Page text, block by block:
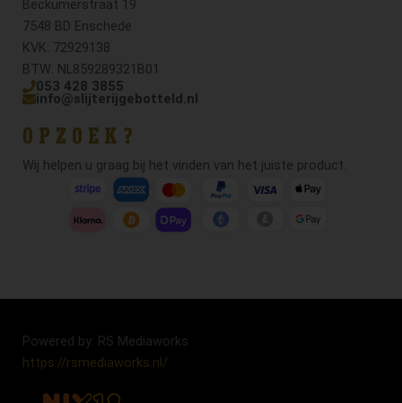
Beckumerstraat 19
7548 BD Enschede
KVK: 72929138
BTW: NL859289321B01
053 428 3855
info@slijterijgebotteld.nl
OPZOEK?
Wij helpen u graag bij het vinden van het juiste product.
Powered by: RS Mediaworks
https://rsmediaworks.nl/